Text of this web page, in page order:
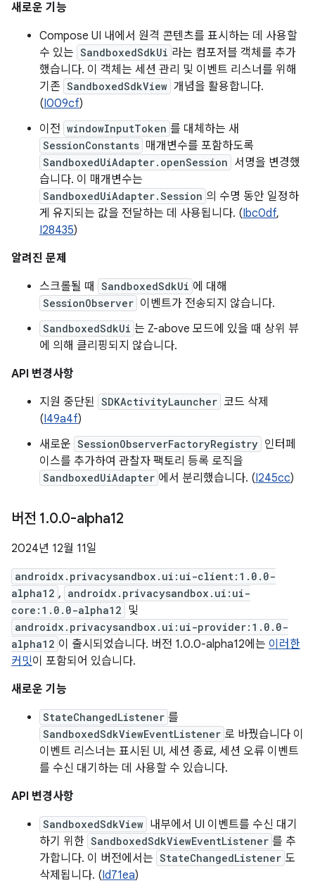
새로운 기능
Compose UI 내에서 원격 콘텐츠를 표시하는 데 사용할
수 있는 SandboxedSdkUi 라는 컴포저블 객체를 추가
했습니다. 이 객체는 세션 관리 및 이벤트 리스너를 위해
기존 SandboxedSdkView 개념을 활용합니다.
(I009cf)
이전 windowInputToken 를 대체하는 새
SessionConstants 매개변수를 포함하도록
SandboxedUiAdapter.openSession 서명을 변경했
습니다. 이 매개변수는
SandboxedUiAdapter.Session 의 수명 동안 일정하
게 유지되는 값을 전달하는 데 사용됩니다. (Ibc0df,
I28435)
알려진 문제
스크롤될 때
SandboxedSdkUi 에 대해
SessionObserver 이벤트가 전송되지 않습니다.
SandboxedSdkUi 는 Z-above 모드에 있을 때 상위 뷰
에 의해 클리핑되지 않습니다.
API 변경사항
지원 중단된 SDKActivityLauncher 코드 삭제
(I49a4f)
새로운 SessionObserverFactoryRegistry 인터페
이스를 추가하여 관찰자 팩토리 등록 로직을
SandboxedUiAdapter 에서 분리했습니다. (I245cc)
버전 1.0.0-alpha12
2024년 12월 11일
androidx.privacysandbox.ui:ui-client:1.0.0-
alpha12 , androidx.privacysandbox.ui:ui-
core:1.0.0-alpha12 및
androidx.privacysandbox.ui:ui-provider:1.0.0-
alpha12 이 출시되었습니다. 버전 1.0.0-alpha12에는 이러한
커밋이 포함되어 있습니다.
새로운 기능
StateChangedListener 를
SandboxedSdkViewEventListener 로 바꿨습니다 이
이벤트 리스너는 표시된 UI, 세션 종료, 세션 오류 이벤트
를 수신 대기하는 데 사용할 수 있습니다.
API 변경사항
SandboxedSdkView 내부에서 UI 이벤트를 수신 대기
하기 위한 SandboxedSdkViewEventListener 를 추
가합니다. 이 버전에서는 StateChangedListener 도
삭제됩니다. (Id71ea)